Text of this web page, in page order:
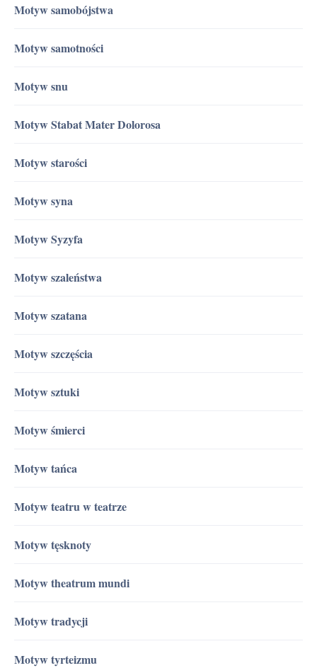
Motyw samobójstwa
Motyw samotności
Motyw snu
Motyw Stabat Mater Dolorosa
Motyw starości
Motyw syna
Motyw Syzyfa
Motyw szaleństwa
Motyw szatana
Motyw szczęścia
Motyw sztuki
Motyw śmierci
Motyw tańca
Motyw teatru w teatrze
Motyw tęsknoty
Motyw theatrum mundi
Motyw tradycji
Motyw tyrteizmu